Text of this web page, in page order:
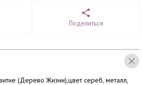
Поделиться
(Дерево Жизни),цвет сереб, металл,